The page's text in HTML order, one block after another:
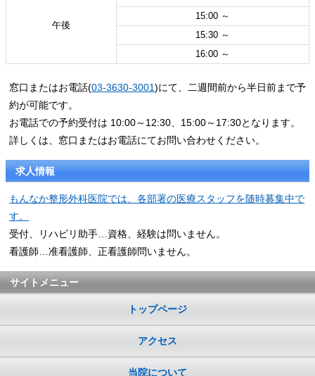
午後
15:00 ～
15:30 ～
16:00 ～
窓口またはお電話(03-3630-3001)にて、二週間前から半日前まで予
約が可能です。
お電話での予約受付は 10:00～12:30、15:00～17:30となります。
詳しくは、窓口またはお電話にてお問い合わせください。
求人情報
もんなか整形外科医院では、各部署の医療スタッフを随時募集中で
す。
受付、リハビリ助手…資格、経験は問いません。
看護師…准看護師、正看護師問いません。
サイトメニュー
トップページ
アクセス
当院について